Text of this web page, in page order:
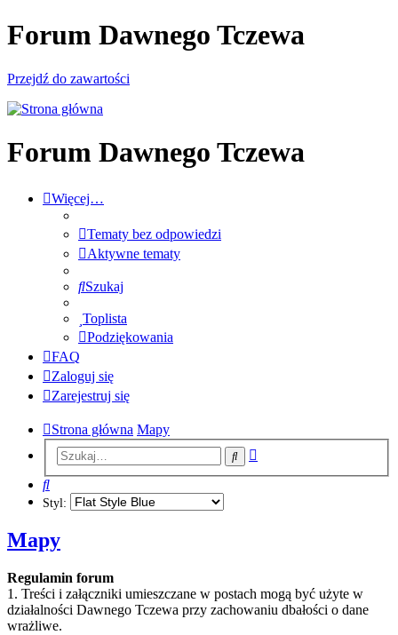
Forum Dawnego Tczewa
Przejdź do zawartości
Forum Dawnego Tczewa
Więcej…
Tematy bez odpowiedzi
Aktywne tematy
Szukaj
Toplista
Podziękowania
FAQ
Zaloguj się
Zarejestruj się
Strona główna Mapy
Szukaj
Szukaj
Styl:
Mapy
Regulamin forum
1. Treści i załączniki umieszczane w postach mogą być użyte w
działalności Dawnego Tczewa przy zachowaniu dbałości o dane
wrażliwe.